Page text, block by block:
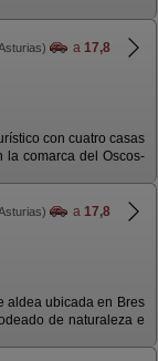
a 17,8
con cuatro casas
la comarca del Oscos-
a 17,8
aldea ubicada en Bres
de naturaleza e